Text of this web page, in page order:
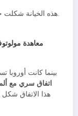
هذه الخيانة.
بينما كانت أوروبا
اتفاق سري مع
هذا الاتفاق شكل